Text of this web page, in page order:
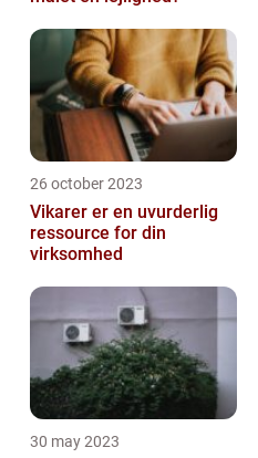
26 october 2023
Vikarer er en uvurderlig
ressource for din
virksomhed
30 may 2023